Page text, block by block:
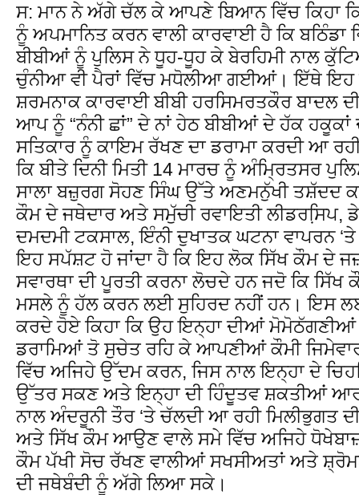
ਸ: ਮਾਨ ਨੇ ਅੱਗੇ ਚੱਲ ਕੇ ਆਪਣੇ ਬਿਆਨ ਵਿੱਚ ਕਿਹਾ
ਨੂੰ ਅਪਮਾਨਿਤ ਕਰਨ ਵਾਲੀ ਕਾਰਵਾਈ ਹੈ ਕਿ
ਬੀਬੀਆਂ ਨੂੰ ਪੁਲਿਸ ਨੇ ਧੂਹ-ਧੂਹ ਕੇ ਬੇਰਹਿਮੀ ਨਾਲ
ਚੁੰਨੀਆ ਵੀ ਪੈਰਾਂ ਵਿੱਚ ਮਧੋਲੀਆ ਗਈਆਂ। ਇੱਥੇ ਇਹ
ਸ਼ਰਮਨਾਕ ਕਾਰਵਾਈ ਬੀਬੀ ਹਰਸਿਮਰਤਕੌਰ ਬਾਦਲ
ਆਪ ਨੂੰ “ਨੰਨੀ ਛਾਂ” ਦੇ ਨਾਂ ਹੇਠ ਬੀਬੀਆਂ ਦੇ ਹੱਕ
ਸਤਿਕਾਰ ਨੂੰ ਕਾਇਮ ਰੱਖਣ ਦਾ ਡਰਾਮਾ ਕਰਦੀ ਆ
ਕਿ ਬੀਤੇ ਦਿਨੀ ਮਿਤੀ 14 ਮਾਰਚ ਨੂੰ ਅੰਮ੍ਰਿਤਸਰ
ਸਾਲਾ ਬਜ਼ੁਰਗ ਸੋਹਣ ਸਿੰਘ ਉੱਤੇ ਅਣਮਨੁੱਖੀ ਤਸ਼ੱਦਦ
ਕੌਮ ਦੇ ਜਥੇਦਾਰ ਅਤੇ ਸਮੁੱਚੀ ਰਵਾਇਤੀ ਲੀਡਰਸਿ਼ਪ,
ਦਮਦਮੀ ਟਕਸਾਲ, ਇੰਨੀ ਦੁਖਾਤਕ ਘਟਨਾ ਵਾਪਰਨ ‘ਤੇ
ਇਹ ਸਪੱਸ਼ਟ ਹੋ ਜਾਂਦਾ ਹੈ ਕਿ ਇਹ ਲੋਕ ਸਿੱਖ ਕੌਮ ਦੇ
ਸਵਾਰਥਾ ਦੀ ਪੂਰਤੀ ਕਰਨਾ ਲੋਚਦੇ ਹਨ ਜਦੋ ਕਿ ਸਿੱਖ
ਮਸਲੇ ਨੂੰ ਹੱਲ ਕਰਨ ਲਈ ਸੁਹਿਰਦ ਨਹੀਂ ਹਨ। ਇਸ
ਕਰਦੇ ਹੋਏ ਕਿਹਾ ਕਿ ਉਹ ਇਨ੍ਹਾ ਦੀਆਂ
ਡਰਾਮਿਆਂ ਤੋ ਸੁਚੇਤ ਰਹਿ ਕੇ ਆਪਣੀਆਂ ਕੌਮੀ
ਵਿੱਚ ਅਜਿਹੇ ਉੱਦਮ ਕਰਨ, ਜਿਸ ਨਾਲ ਇਨ੍ਹਾ ਦੇ
ਉੱਤਰ ਸਕਣ ਅਤੇ ਇਨ੍ਹਾ ਦੀ ਹਿੰਦੂਤਵ ਸ਼ਕਤੀਆਂ
ਨਾਲ ਅੰਦਰੂਨੀ ਤੌਰ ‘ਤੇ ਚੱਲਦੀ ਆ ਰਹੀ ਮਿਲੀਭੁਗਤ
ਅਤੇ ਸਿੱਖ ਕੌਮ ਆਉਣ ਵਾਲੇ ਸਮੇ ਵਿੱਚ ਅਜਿਹੇ
ਕੌਮ ਪੱਖੀ ਸੋਚ ਰੱਖਣ ਵਾਲੀਆਂ ਸਖਸੀਅਤਾਂ ਅਤੇ
ਦੀ ਜਥੇਬੰਦੀ ਨੂੰ ਅੱਗੇ ਲਿਆ ਸਕੇ।